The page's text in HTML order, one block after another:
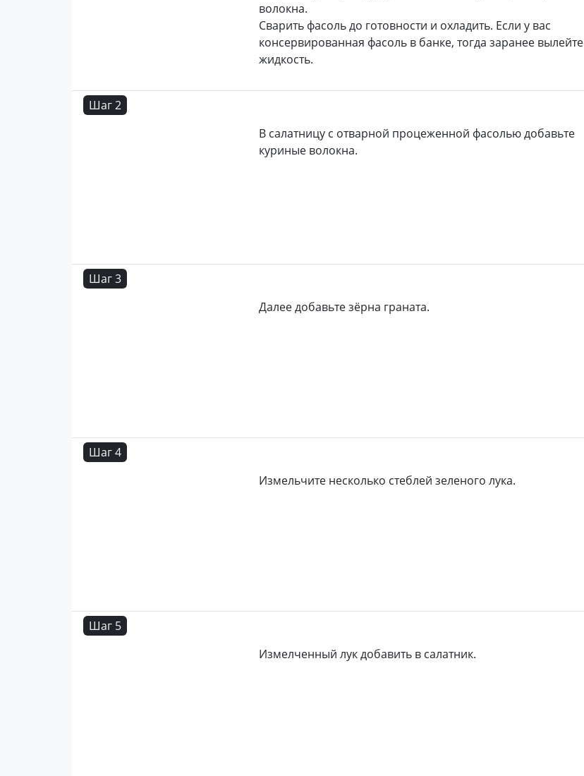
волокна.
Сварить фасоль до готовности и охладить. Если у вас
консервированная фасоль в банке, тогда заранее вылейте
жидкость.
Шаг 2
В салатницу с отварной процеженной фасолью добавьте
куриные волокна.
Шаг 3
Далее добавьте зёрна граната.
Шаг 4
Измельчите несколько стеблей зеленого лука.
Шаг 5
Измелченный лук добавить в салатник.